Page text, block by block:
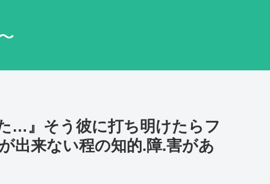
…』そう彼に打ち明けたらフ
出来ない程の知的.障.害があ